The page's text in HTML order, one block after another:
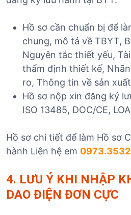
Hồ sơ cần chuẩn bị để
chung, mô tả về TBYT,
Nguyên tắc thiết yếu,
thẩm định thiết kế,
ro, Thông tin về sản
Hồ sơ nộp xin đăng ký
ISO 13485, DOC/CE,
Hồ sơ chi tiết để làm Hồ sơ
hành Liên hệ em
4. LƯU Ý KHI NHẬP
DAO ĐIỆN ĐƠN CỰC